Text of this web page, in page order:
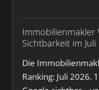
Immobilienmakler
Sichtbarkeit im Juli
Die
Ranking: Juli 2026.